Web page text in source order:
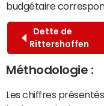
budgétaire
Dette de
Rittershoffen
Méthodologie :
Les chiffres